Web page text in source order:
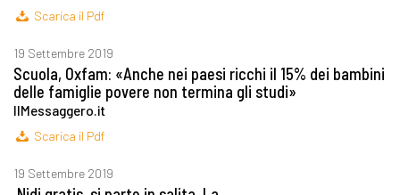
Scarica il Pdf
19 Settembre 2019
Scuola, Oxfam: «Anche nei paesi ricchi il 15% dei bambini
delle famiglie povere non termina gli studi»
IlMessaggero.it
Scarica il Pdf
19 Settembre 2019